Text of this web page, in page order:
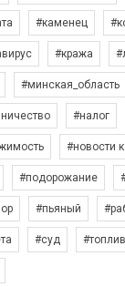
#каменец
#кража
#минская_область
#налог
#новости
#подорожание
#пьяный
#суд